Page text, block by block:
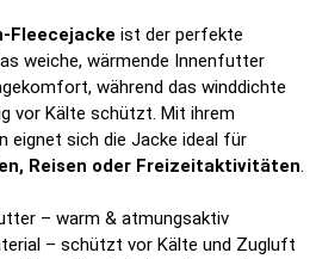
Fleecejacke ist der perfekte
weiche, wärmende Innenfutter
während das winddichte
vor Kälte schützt. Mit ihrem
eignet sich die Jacke ideal für
Reisen oder Freizeitaktivitäten.
– warm & atmungsaktiv
– schützt vor Kälte und Zugluft